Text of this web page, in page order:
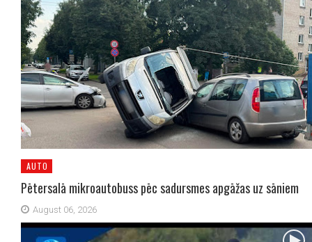
AUTO
Pētersalā mikroautobuss pēc sadursmes apgāžas uz sāniem
August 06, 2026